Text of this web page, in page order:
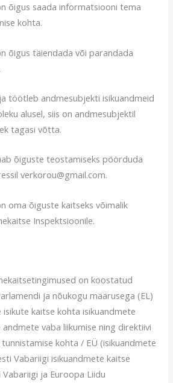
õigus saada informatsiooni tema
kohta.
õigus täiendada või parandada
töötleb andmesubjekti isikuandmeid
alusel, siis on andmesubjektil
tagasi võtta.
õiguste teostamiseks pöörduda
verkorou@gmail.com.
oma õiguste kaitseks võimalik
Inspektsioonile.
on koostatud
ja nõukogu määrusega (EL)
isikute kaitse kohta isikuandmete
vaba liikumise ning direktiivi
kohta / EÜ (isikuandmete
Vabariigi isikuandmete kaitse
ja Euroopa Liidu